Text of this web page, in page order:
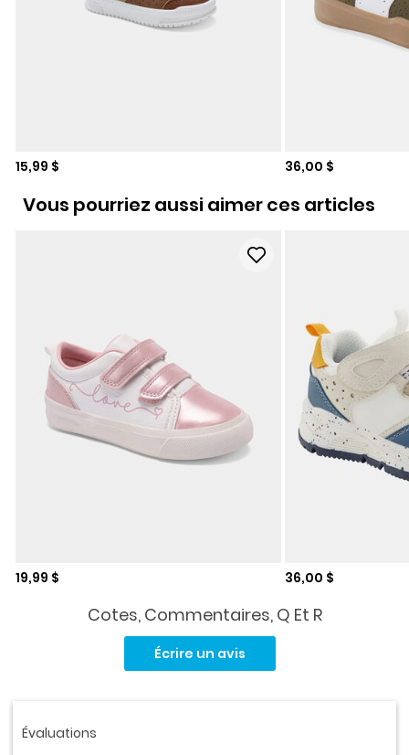
Prix de solde
15,99 $ Prix de solde
36,00 $
Vous pourriez aussi aimer ces articles
Prix de solde
19,99 $ Prix de solde
36,00 $
Cotes, Commentaires, Q Et R
la
Écrire un avis